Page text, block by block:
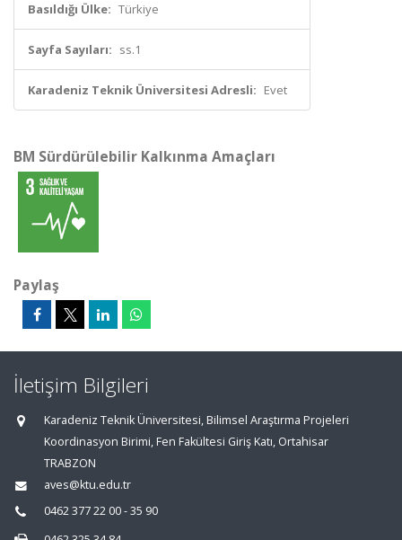
Basıldığı Ülke: Türkiye
Sayfa Sayıları: ss.1
Karadeniz Teknik Üniversitesi Adresli: Evet
BM Sürdürülebilir Kalkınma Amaçları
Paylaş
İletişim Bilgileri
Karadeniz Teknik Üniversitesi, Bilimsel Araştırma Projeleri
Koordinasyon Birimi, Fen Fakültesi Giriş Katı, Ortahisar
TRABZON
aves@ktu.edu.tr
0462 377 22 00 - 35 90